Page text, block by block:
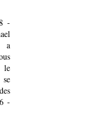
-
a
le
se
-